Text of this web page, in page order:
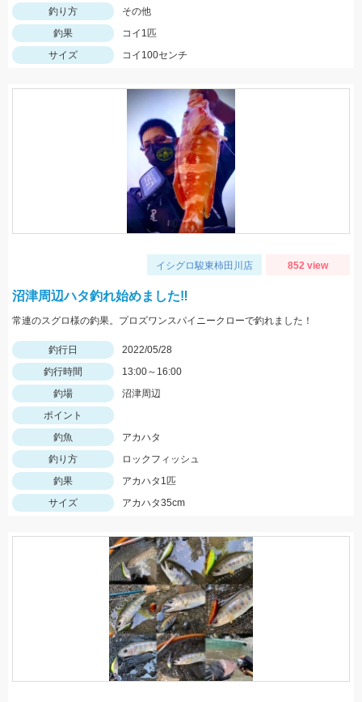
釣り方
その他
釣果
コイ1匹
サイズ
コイ100センチ
イシグロ駿東柿田川店 852 view
沼津周辺ハタ釣れ始めました‼
常連のスグロ様の釣果。プロズワンスパイニークローで釣れました！
釣行日
2022/05/28
釣行時間
13:00～16:00
釣場
沼津周辺
ポイント
釣魚
アカハタ
釣り方
ロックフィッシュ
釣果
アカハタ1匹
サイズ
アカハタ35cm